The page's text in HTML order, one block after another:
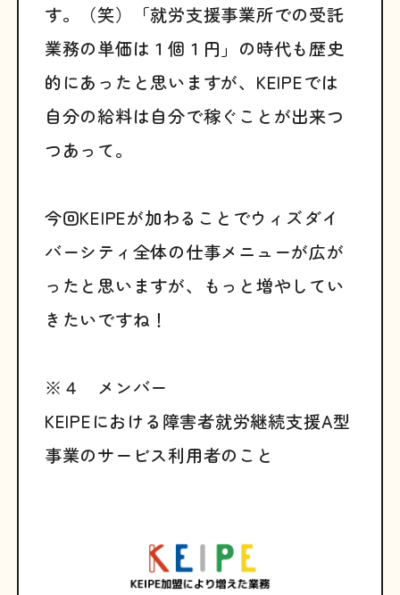
す。（笑）「就労支援事業所での受託
業務の単価は１個１円」の時代も歴史
的にあったと思いますが、KEIPEでは
自分の給料は自分で稼ぐことが出来つ
つあって。
今回KEIPEが加わることでウィズダイ
バーシティ全体の仕事メニューが広が
ったと思いますが、もっと増やしてい
きたいですね！
※４ メンバー
KEIPEにおける障害者就労継続支援A型
事業のサービス利用者のこと